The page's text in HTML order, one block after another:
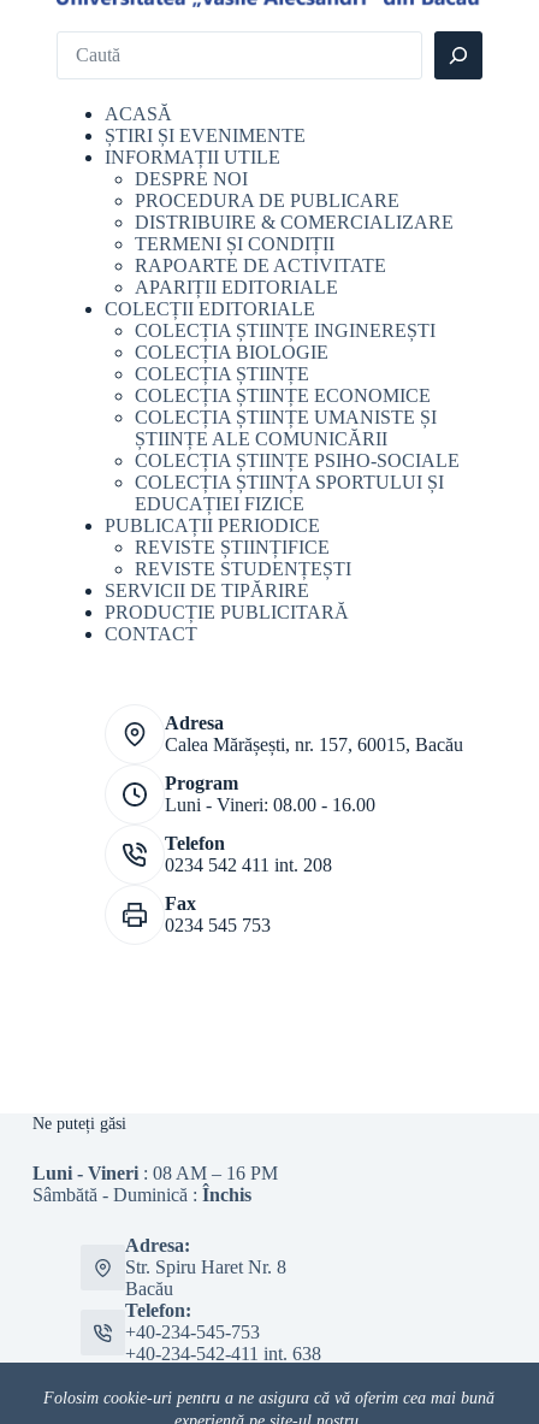
Folosim cookie-uri pentru a ne asigura că vă oferim cea mai bună
ACASĂ
ȘTIRI ȘI EVENIMENTE
INFORMAȚII UTILE
DESPRE NOI
PROCEDURA DE PUBLICARE
DISTRIBUIRE & COMERCIALIZARE
TERMENI ȘI CONDIȚII
RAPOARTE DE ACTIVITATE
APARIȚII EDITORIALE
COLECȚII EDITORIALE
COLECȚIA ȘTIINȚE INGINEREȘTI
COLECȚIA BIOLOGIE
COLECȚIA ȘTIINȚE
COLECȚIA ȘTIINȚE ECONOMICE
COLECȚIA ȘTIINȚE UMANISTE ȘI
ȘTIINȚE ALE COMUNICĂRII
COLECȚIA ȘTIINȚE PSIHO-SOCIALE
COLECȚIA ȘTIINȚA SPORTULUI ȘI
EDUCAȚIEI FIZICE
PUBLICAȚII PERIODICE
REVISTE ȘTIINȚIFICE
REVISTE STUDENȚEȘTI
SERVICII DE TIPĂRIRE
PRODUCȚIE PUBLICITARĂ
CONTACT
Adresa
Calea Mărășești, nr. 157, 60015, Bacău
Program
Luni - Vineri: 08.00 - 16.00
Telefon
0234 542 411 int. 208
Fax
0234 545 753
Ne puteți găsi
Luni - Vineri: 08 AM – 16 PM
Sâmbătă - Duminică : Închis
Adresa:
Str. Spiru Haret Nr. 8
Bacău
Telefon:
+40-234-545-753
+40-234-542-411 int. 638
edituraalmamater@gmail.com